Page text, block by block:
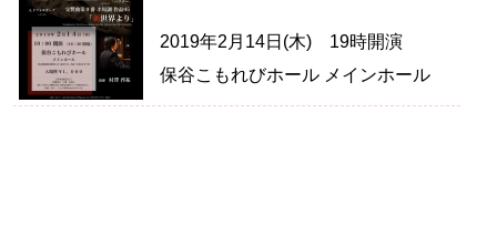
2019年2月14日(木) 19時開演
保谷こもれびホール メインホール